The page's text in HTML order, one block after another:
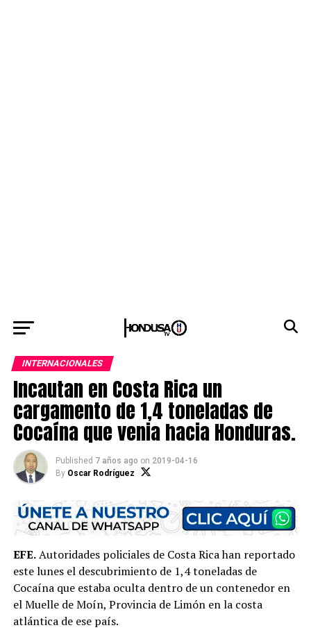
INTERNACIONALES
Incautan en Costa Rica un
cargamento de 1,4 toneladas de
Cocaína que venia hacia Honduras.
Published 7 años ago on 2019-04-16
By Oscar Rodríguez
EFE.Autoridades policiales de Costa Rica han reportado
este lunes el descubrimiento de 1,4 toneladas de
Cocaína que estaba oculta dentro de un contenedor en
el Muelle de Moín, Provincia de Limón en la costa
atlántica de ese país.